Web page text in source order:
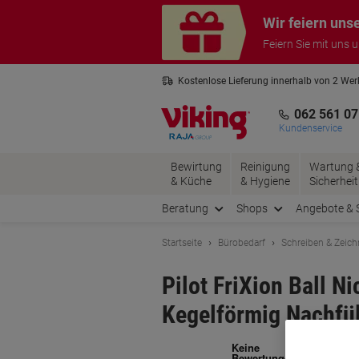
Wir feiern
Feiern Sie mit uns
Kostenlose Lieferung innerhalb von 2
062 561
Kundenservice
Bewirtung
& Küche
Reinigung
& Hygiene
Wartung
Sicherheit
Beratung Shops Angebote &
Startseite Bürobedarf Schreiben &
Pilot FriXion Ball
Kegelförmig